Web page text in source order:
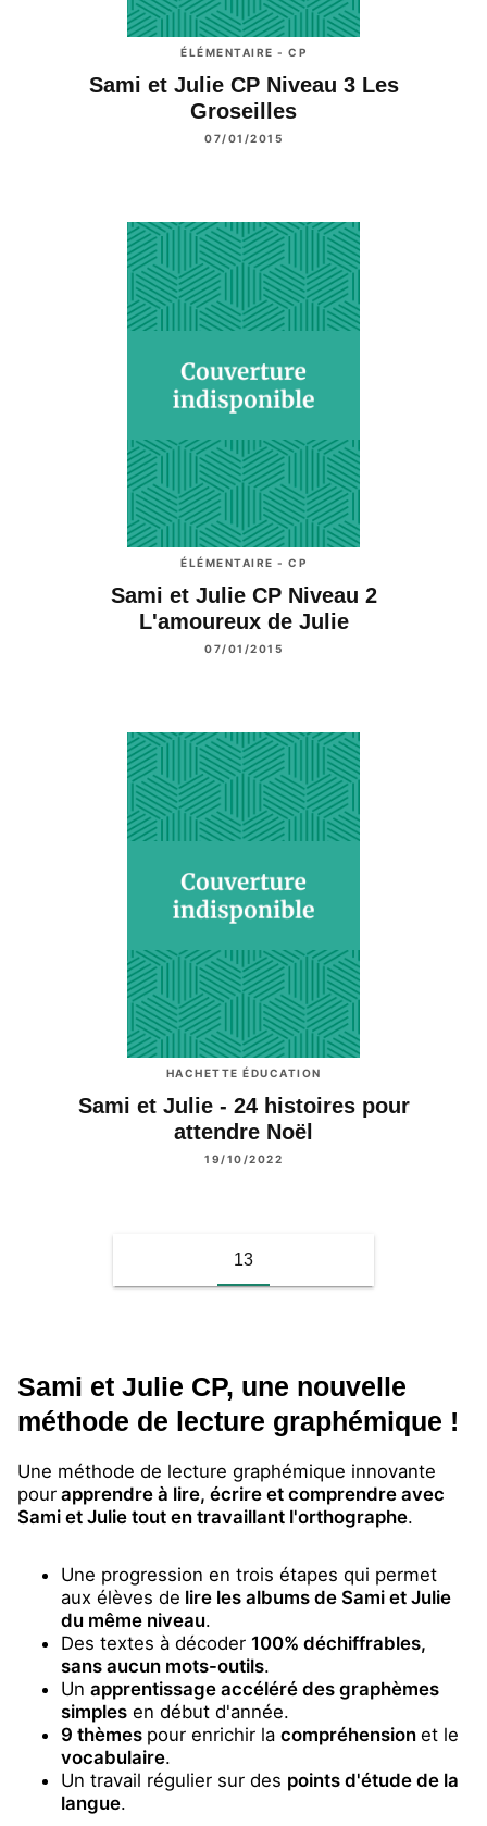
ÉLÉMENTAIRE - CP
Sami et Julie CP Niveau 3 Les
Groseilles
07/01/2015
ÉLÉMENTAIRE - CP
Sami et Julie CP Niveau 2
L'amoureux de Julie
07/01/2015
HACHETTE ÉDUCATION
Sami et Julie - 24 histoires pour
attendre Noël
19/10/2022
13
Sami et Julie CP, une nouvelle
méthode de lecture graphémique !
Une méthode de lecture graphémique innovante
pour apprendre à lire, écrire et comprendre avec
Sami et Julie tout en travaillant l'orthographe.
Une progression en trois étapes qui permet
aux élèves de lire les albums de Sami et Julie
du même niveau.
Des textes à décoder 100% déchiffrables,
sans aucun mots-outils.
Un apprentissage accéléré des graphèmes
simples en début d'année.
9 thèmes pour enrichir la compréhension et le
vocabulaire.
Un travail régulier sur des points d'étude de la
langue.